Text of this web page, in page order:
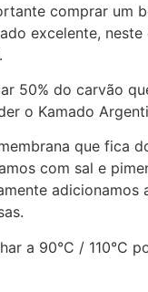
comprar um
excelente,
50% do carvão
o Kamado
que fica
com sal e
adicionamos
a 90°C / 110°C